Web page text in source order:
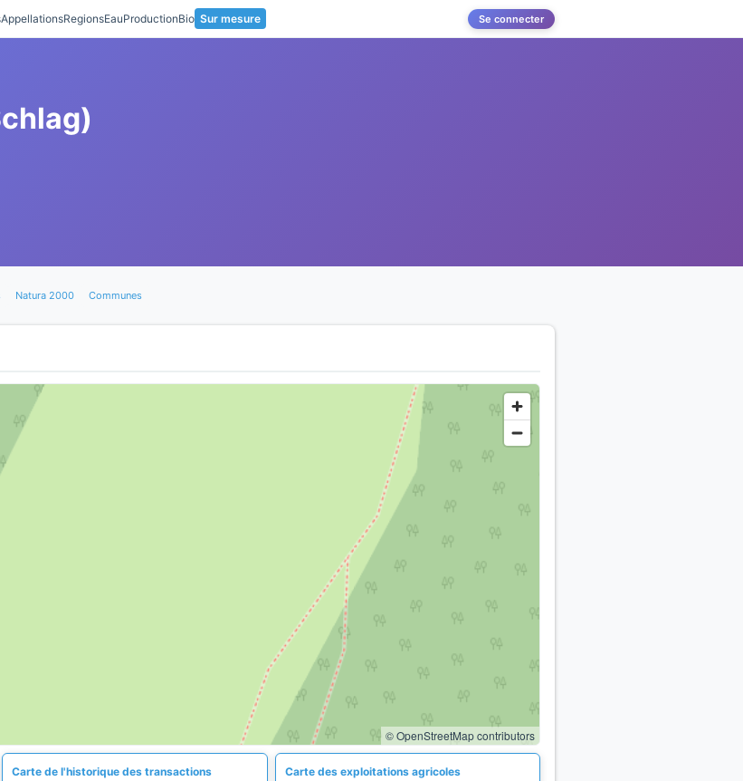
AppellationsRegionsEauProductionBio Sur mesure Se connecter
Natura 2000 Communes
© OpenStreetMap contributors
Carte de l'historique des transactions
Carte des exploitations agricoles